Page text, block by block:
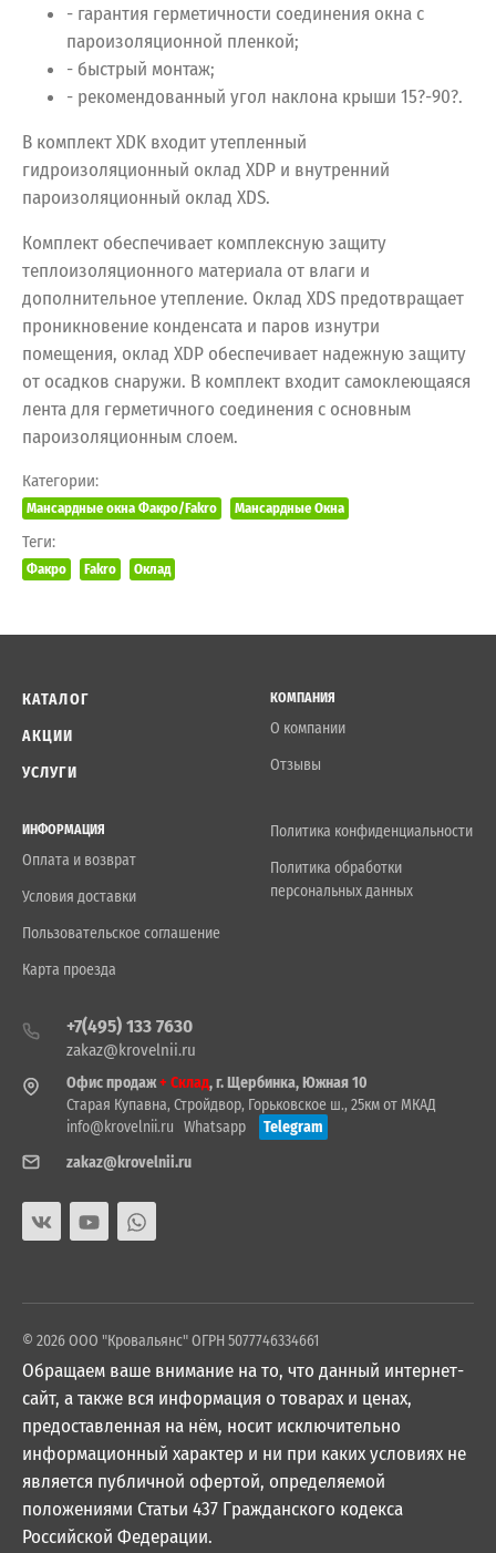
- гарантия герметичности соединения окна с
пароизоляционной пленкой;
- быстрый монтаж;
- рекомендованный угол наклона крыши 15?-90?.
В комплект XDK входит утепленный
гидроизоляционный оклад XDP и внутренний
пароизоляционный оклад XDS.
Комплект обеспечивает комплексную защиту
теплоизоляционного материала от влаги и
дополнительное утепление. Оклад XDS предотвращает
проникновение конденсата и паров изнутри
помещения, оклад XDP обеспечивает надежную защиту
от осадков снаружи. В комплект входит самоклеющаяся
лента для герметичного соединения с основным
пароизоляционным слоем.
Категории:
Мансардные окна Факро/Fakro Мансардные Окна
Теги:
Факро Fakro Оклад
КАТАЛОГ
АКЦИИ
УСЛУГИ
КОМПАНИЯ
О компании
Отзывы
ИНФОРМАЦИЯ
Оплата и возврат
Условия доставки
Пользовательское соглашение
Карта проезда
Политика конфиденциальности
Политика обработки
персональных данных
+7(495) 133 7630
zakaz@krovelnii.ru
Офис продаж+ Склад, г. Щербинка, Южная 10
Старая Купавна, Стройдвор, Горьковское ш., 25км от МКАД
info@krovelnii.ru Whatsapp
Telegram
zakaz@krovelnii.ru
© 2026 ООО "Кровальянс" ОГРН 5077746334661
Обращаем ваше внимание на то, что данный интернет-
сайт, а также вся информация о товарах и ценах,
предоставленная на нём, носит исключительно
информационный характер и ни при каких условиях не
является публичной офертой, определяемой
положениями Статьи 437 Гражданского кодекса
Российской Федерации.